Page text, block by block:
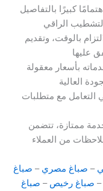
كبيرًا بالتفاصيل
بالوقت، وتقديم
بأسعار معقولة
التعامل مع متطلبات
ممتازة، تتضمن
– صباغ مصري – صباغ
– صباغ رخيص – صباغ